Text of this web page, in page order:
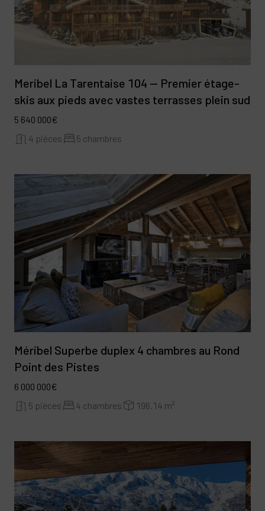
Meribel La Tarentaise 104 — Premier étage-
skis aux pieds avec vastes terrasses plein sud
5 640 000€
4 pièces
5 chambres
Méribel Superbe duplex 4 chambres au Rond
Point des Pistes
6 000 000€
5 pièces
4 chambres 196.14 m²